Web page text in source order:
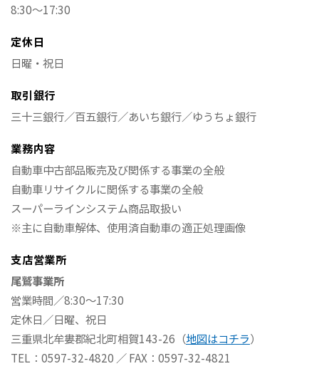
8:30～17:30
定休日
日曜・祝日
取引銀行
三十三銀行／百五銀行／あいち銀行／ゆうちょ銀行
業務内容
自動車中古部品販売及び関係する事業の全般
自動車リサイクルに関係する事業の全般
スーパーラインシステム商品取扱い
※主に自動車解体、使用済自動車の適正処理画像
支店営業所
尾鷲事業所
営業時間／8:30～17:30
定休日／日曜、祝日
三重県北牟婁郡紀北町相賀143-26（地図はコチラ）
TEL：0597-32-4820 ／ FAX：0597-32-4821